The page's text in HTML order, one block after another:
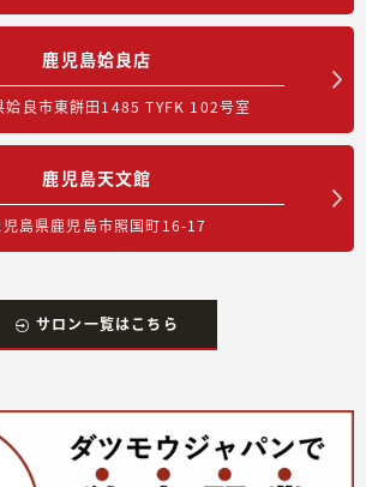
鹿児島姶良店
姶良市東餅田1485 TYFK 102号室
鹿児島天文館
児島県鹿児島市照国町16-17
サロン一覧はこちら